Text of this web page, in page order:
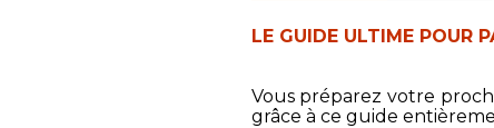
LE GUIDE ULTIME POUR
Vous préparez votre
grâce à ce guide